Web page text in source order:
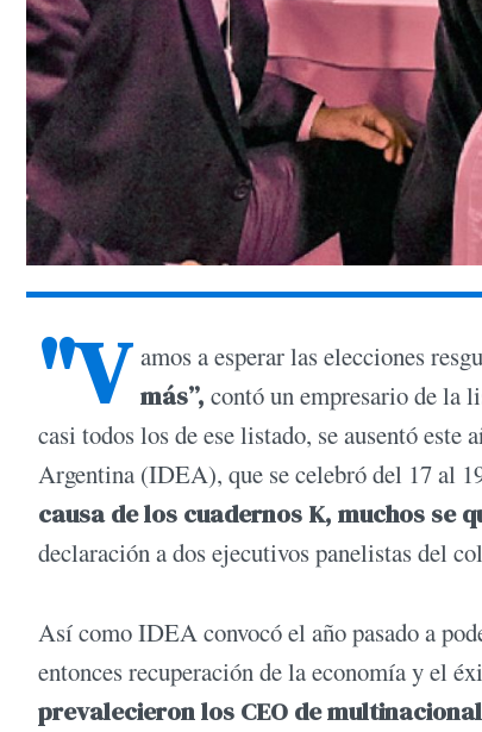
"V amos a esperar las elecciones
más”, contó un empresario de la
casi todos los de ese listado, se ausentó
Argentina (IDEA), que se celebró del 17 al
causa de los cuadernos K, muchos se
declaración a dos ejecutivos panelistas del
Así como IDEA convocó el año pasado a
entonces recuperación de la economía y el
prevalecieron los CEO de